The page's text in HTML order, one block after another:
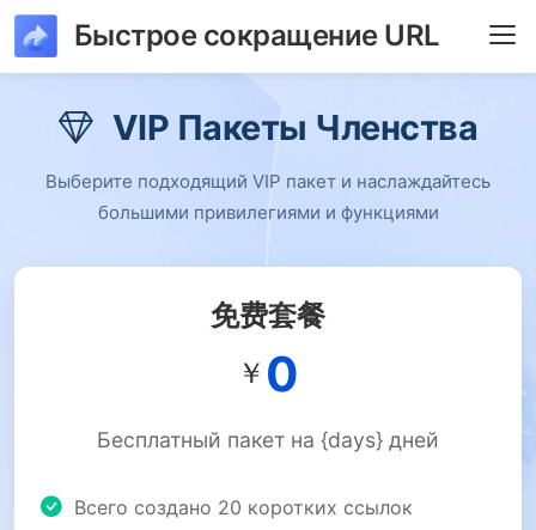
Быстрое сокращение URL
VIP Пакеты Членства
Выберите подходящий VIP пакет и наслаждайтесь
большими привилегиями и функциями
免费套餐
￥ 0
Бесплатный пакет на {days} дней
Всего создано 20 коротких ссылок